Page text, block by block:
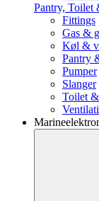
Pantry, Toilet
Fittings
Gas &
Køl &
Pantry
Pumper
Slanger
Toilet